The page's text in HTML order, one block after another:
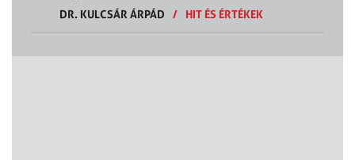
DR. KULCSÁR ÁRPÁD
/ HIT ÉS ÉRTÉKEK